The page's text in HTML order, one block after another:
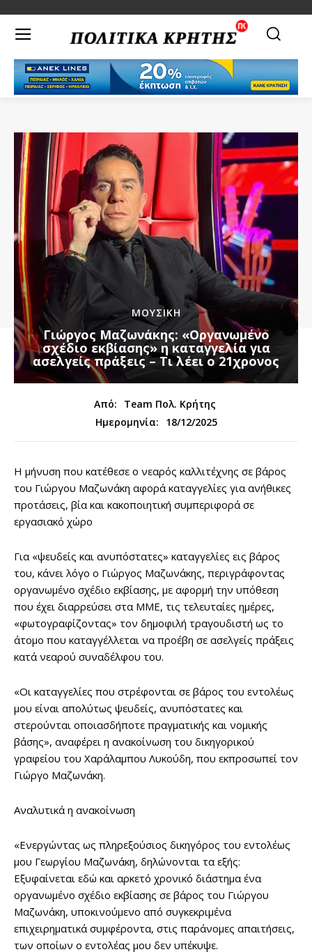
ΜΟΥΣΙΚΗ
Γιώργος Μαζωνάκης: «Οργανωμένο
σχέδιο εκβίασης» η καταγγελία για
ασελγείς πράξεις – Τι λέει ο 21χρονος
Από:
Team Πολ. Κρήτης
Ημερομηνία:
18/12/2025
Η μήνυση που κατέθεσε ο νεαρός καλλιτέχνης σε βάρος
του Γιώργου Μαζωνάκη αφορά καταγγελίες για ανήθικες
προτάσεις, βία και κακοποιητική συμπεριφορά σε
εργασιακό χώρο
Για «ψευδείς και ανυπόστατες» καταγγελίες εις βάρος
του, κάνει λόγο ο Γιώργος Μαζωνάκης, περιγράφοντας
οργανωμένο σχέδιο εκβίασης, με αφορμή την υπόθεση
που έχει διαρρεύσει στα ΜΜΕ, τις τελευταίες ημέρες,
«φωτογραφίζοντας» τον δημοφιλή τραγουδιστή ως το
άτομο που καταγγέλλεται να προέβη σε ασελγείς πράξεις
κατά νεαρού συναδέλφου του.
«Οι καταγγελίες που στρέφονται σε βάρος του εντολέως
μου είναι απολύτως ψευδείς, ανυπόστατες και
στερούνται οποιασδήποτε πραγματικής και νομικής
βάσης», αναφέρει η ανακοίνωση του δικηγορικού
γραφείου του Χαράλαμπου Λυκούδη, που εκπροσωπεί τον
Γιώργο Μαζωνάκη.
Αναλυτικά η ανακοίνωση
«Ενεργώντας ως πληρεξούσιος δικηγόρος του εντολέως
μου Γεωργίου Μαζωνάκη, δηλώνονται τα εξής:
Εξυφαίνεται εδώ και αρκετό χρονικό διάστημα ένα
οργανωμένο σχέδιο εκβίασης σε βάρος του Γιώργου
Μαζωνάκη, υποκινούμενο από συγκεκριμένα
επιχειρηματικά συμφέροντα, στις παράνομες απαιτήσεις,
των οποίων ο εντολέας μου δεν υπέκυψε.